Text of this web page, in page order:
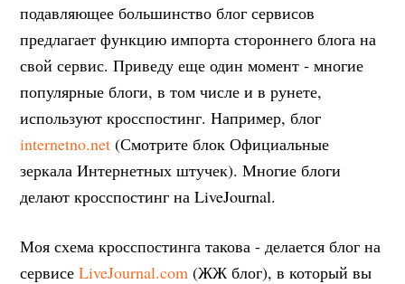
подавляющее большинство блог сервисов
предлагает функцию импорта стороннего блога на
свой сервис. Приведу еще один момент - многие
популярные блоги, в том числе и в рунете,
используют кросспостинг. Например, блог
internetno.net (Смотрите блок Официальные
зеркала Интернетных штучек). Многие блоги
делают кросспостинг на LiveJournal.
Моя схема кросспостинга такова - делается блог на
сервисеLiveJournal.com (ЖЖ блог), в который вы